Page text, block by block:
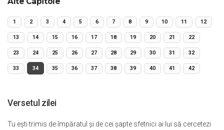
1 2 3 4 5 6 7 8 9 10 11 12
13 14 15 16 17 18 19 20 21 22
23 24 25 26 27 28 29 30 31 32
33 34 35 36 37 38 39 40 41 42
Versetul zilei
Tu eşti trimis de împăratul şi de cei şapte sfetnici ai lui să cercetezi